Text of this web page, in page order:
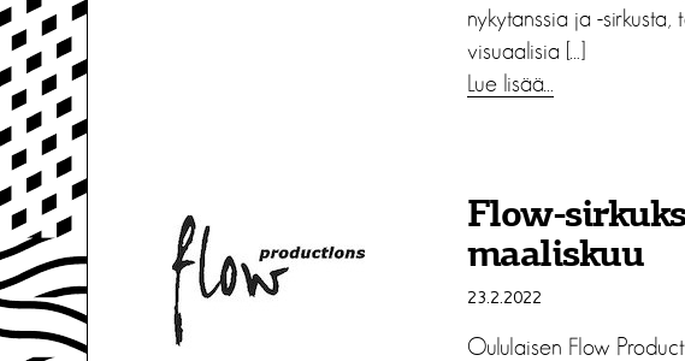
nykytanssia ja -
visuaalisia […]
Lue lisää…
Flow-
maaliskuu
23.2.2022
Oululaisen Flow